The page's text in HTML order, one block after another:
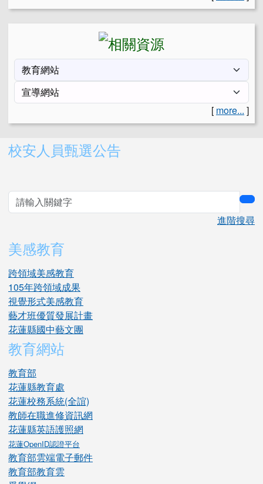
[ more... ]
右邊區域內容
校安人員甄選公告
進階搜尋
美感教育
跨領域美感教育
105年跨領域成果
視覺形式美感教育
藝才班優質發展計畫
花蓮縣國中藝文團
教育網站
教育部
花蓮縣教育處
花蓮校務系統(全誼)
教師在職進修資訊網
花蓮縣英語護照網
花蓮OpenID認證平台
教育部雲端電子郵件
教育部教育雲